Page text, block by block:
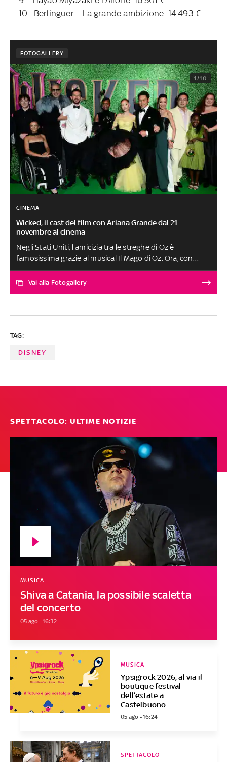
10 Berlinguer – La grande ambizione: 14.493 €
FOTOGALLERY
1/10
CINEMA
Wicked, il cast del film con Ariana Grande dal 21
novembre al cinema
Negli Stati Uniti, l'amicizia tra le streghe di Oz è
famosissima grazie al musical Il Mago di Oz. Ora, con
l'uscita al cinema del film musicale, promette di
diventarlo anche da noi. Tratto dal romanzo prequel di
parte attesa per il 2025
Vai alla Fotogallery
TAG:
DISNEY
SPETTACOLO: ULTIME NOTIZIE
Shiva a Catania, la possibile scaletta
del concerto
MUSICA
05 ago - 16:32
Ypsigrock 2026, al via il
boutique festival
dell’estate a
Castelbuono
MUSICA
05 ago - 16:24
SPETTACOLO